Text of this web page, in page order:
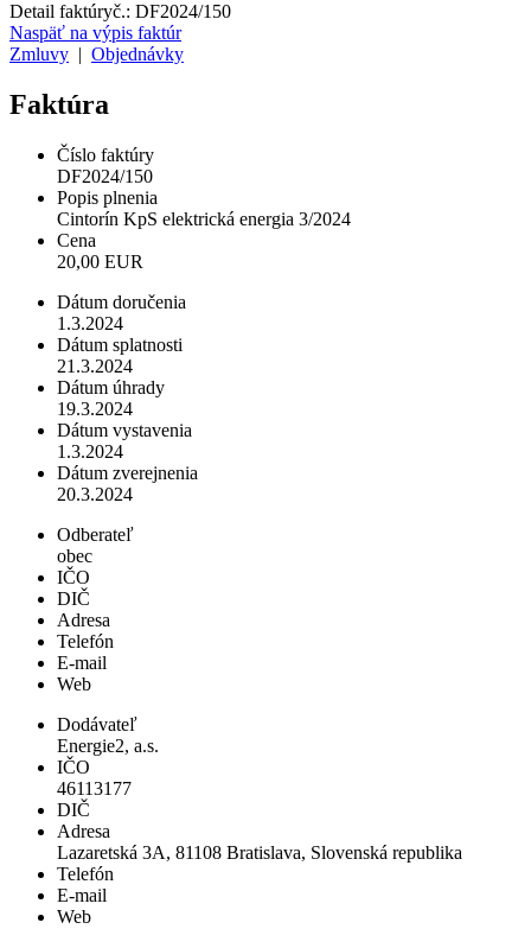
Detail faktúryč.: DF2024/150
Naspäť na výpis faktúr
Zmluvy
Objednávky
Faktúra
Číslo faktúry
DF2024/150
Popis plnenia
Cintorín KpS elektrická energia 3/2024
Cena
20,00 EUR
Dátum doručenia
1.3.2024
Dátum splatnosti
21.3.2024
Dátum úhrady
19.3.2024
Dátum vystavenia
1.3.2024
Dátum zverejnenia
20.3.2024
Odberateľ
obec
IČO
DIČ
Adresa
Telefón
E-mail
Web
Dodávateľ
Energie2, a.s.
IČO
46113177
DIČ
Adresa
Lazaretská 3A, 81108 Bratislava, Slovenská republika
Telefón
E-mail
Web